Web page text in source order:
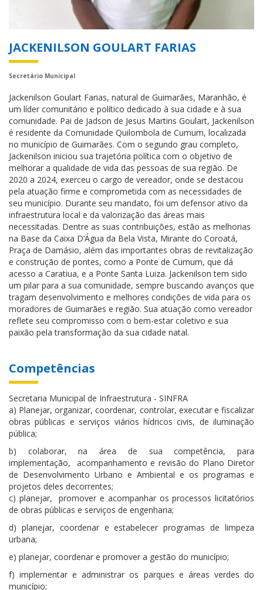
JACKENILSON GOULART FARIAS
Secretário Municipal
Jackenilson Goulart Farias, natural de Guimarães, Maranhão, é
um líder comunitário e político dedicado à sua cidade e à sua
comunidade. Pai de Jadson de Jesus Martins Goulart, Jackenilson
é residente da Comunidade Quilombola de Cumum, localizada
no município de Guimarães. Com o segundo grau completo,
Jackenilson iniciou sua trajetória política com o objetivo de
melhorar a qualidade de vida das pessoas de sua região. De
2020 a 2024, exerceu o cargo de vereador, onde se destacou
pela atuação firme e comprometida com as necessidades de
seu município. Durante seu mandato, foi um defensor ativo da
infraestrutura local e da valorização das áreas mais
necessitadas. Dentre as suas contribuições, estão as melhorias
na Base da Caixa D’Água da Bela Vista, Mirante do Coroatá,
Praça de Damásio, além das importantes obras de revitalização
e construção de pontes, como a Ponte de Cumum, que dá
acesso a Caratiua, e a Ponte Santa Luiza. Jackenilson tem sido
um pilar para a sua comunidade, sempre buscando avanços que
tragam desenvolvimento e melhores condições de vida para os
moradores de Guimarães e região. Sua atuação como vereador
reflete seu compromisso com o bem-estar coletivo e sua
paixão pela transformação da sua cidade natal.
Competências
Secretaria Municipal de Infraestrutura - SINFRA
a) Planejar, organizar, coordenar, controlar, executar e fiscalizar
obras públicas e serviços viários hídricos civis, de iluminação
pública;
b) colaborar, na área de sua competência, para
implementação, acompanhamento e revisão do Plano Diretor
de Desenvolvimento Urbano e Ambiental e os programas e
projetos deles decorrentes;
c) planejar, promover e acompanhar os processos licitatórios
de obras públicas e serviços de engenharia;
d) planejar, coordenar e estabelecer programas de limpeza
urbana;
e) planejar, coordenar e promover a gestão do município;
f) implementar e administrar os parques e áreas verdes do
município;